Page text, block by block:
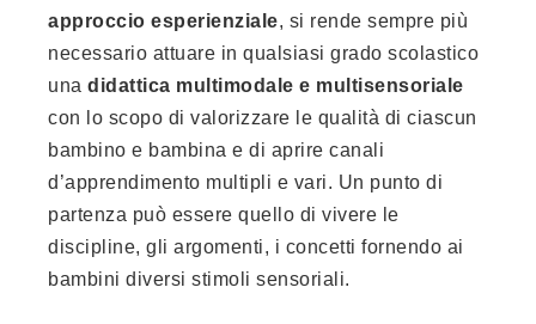
approccio esperienziale, si rende sempre più
necessario attuare in qualsiasi grado scolastico
una didattica multimodale e multisensoriale
con lo scopo di valorizzare le qualità di ciascun
bambino e bambina e di aprire canali
d’apprendimento multipli e vari. Un punto di
partenza può essere quello di vivere le
discipline, gli argomenti, i concetti fornendo ai
bambini diversi stimoli sensoriali.